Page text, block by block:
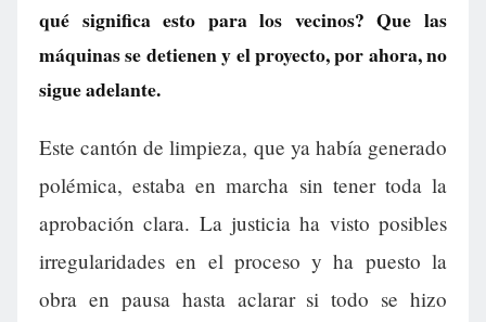
qué significa esto para los vecinos? Que las
máquinas se detienen y el proyecto, por ahora, no
sigue adelante.
Este cantón de limpieza, que ya había generado
polémica, estaba en marcha sin tener toda la
aprobación clara. La justicia ha visto posibles
irregularidades en el proceso y ha puesto la
obra en pausa hasta aclarar si todo se hizo